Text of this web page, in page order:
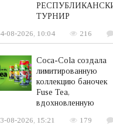
ТУРНИР
4-08-2026, 10:04
216
Coca-Cola создала
лимитированную
коллекцию баночек
Fuse Tea,
вдохновленную
3-08-2026, 15:21
179